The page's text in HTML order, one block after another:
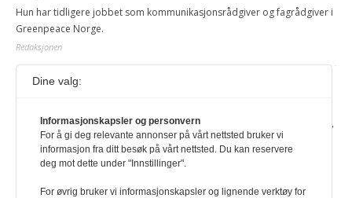
Hun har tidligere jobbet som kommunikasjonsrådgiver og fagrådgiver i
Greenpeace Norge.
Redaksjonen
Journalist fra Vietnam idømt 7 års fengsel
Kommunistpartiet i Vietnam har total kontroll over alle offisielle medier,
aviser, TV- og radiokanaler. For å lese denne må du ha abonnement
Logg inn her Ny abonnent? Velg Årsabonnement, Månedsabonnement
og bedrifter.
Dine valg:
Informasjonskapsler og personvern
For å gi deg relevante annonser på vårt nettsted bruker vi
informasjon fra ditt besøk på vårt nettsted. Du kan reservere
deg mot dette under "Innstillinger".
For øvrig bruker vi informasjonskapsler og lignende verktøy for